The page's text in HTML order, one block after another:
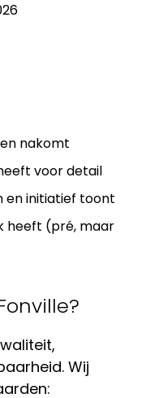
nakomt
voor detail
en initiatief toont
heeft (pré, maar
Wij